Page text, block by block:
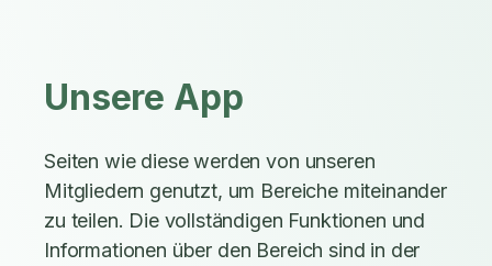
Unsere App
Seiten wie diese werden von unseren
Mitgliedern genutzt, um Bereiche miteinander
zu teilen. Die vollständigen Funktionen und
Informationen über den Bereich sind in der